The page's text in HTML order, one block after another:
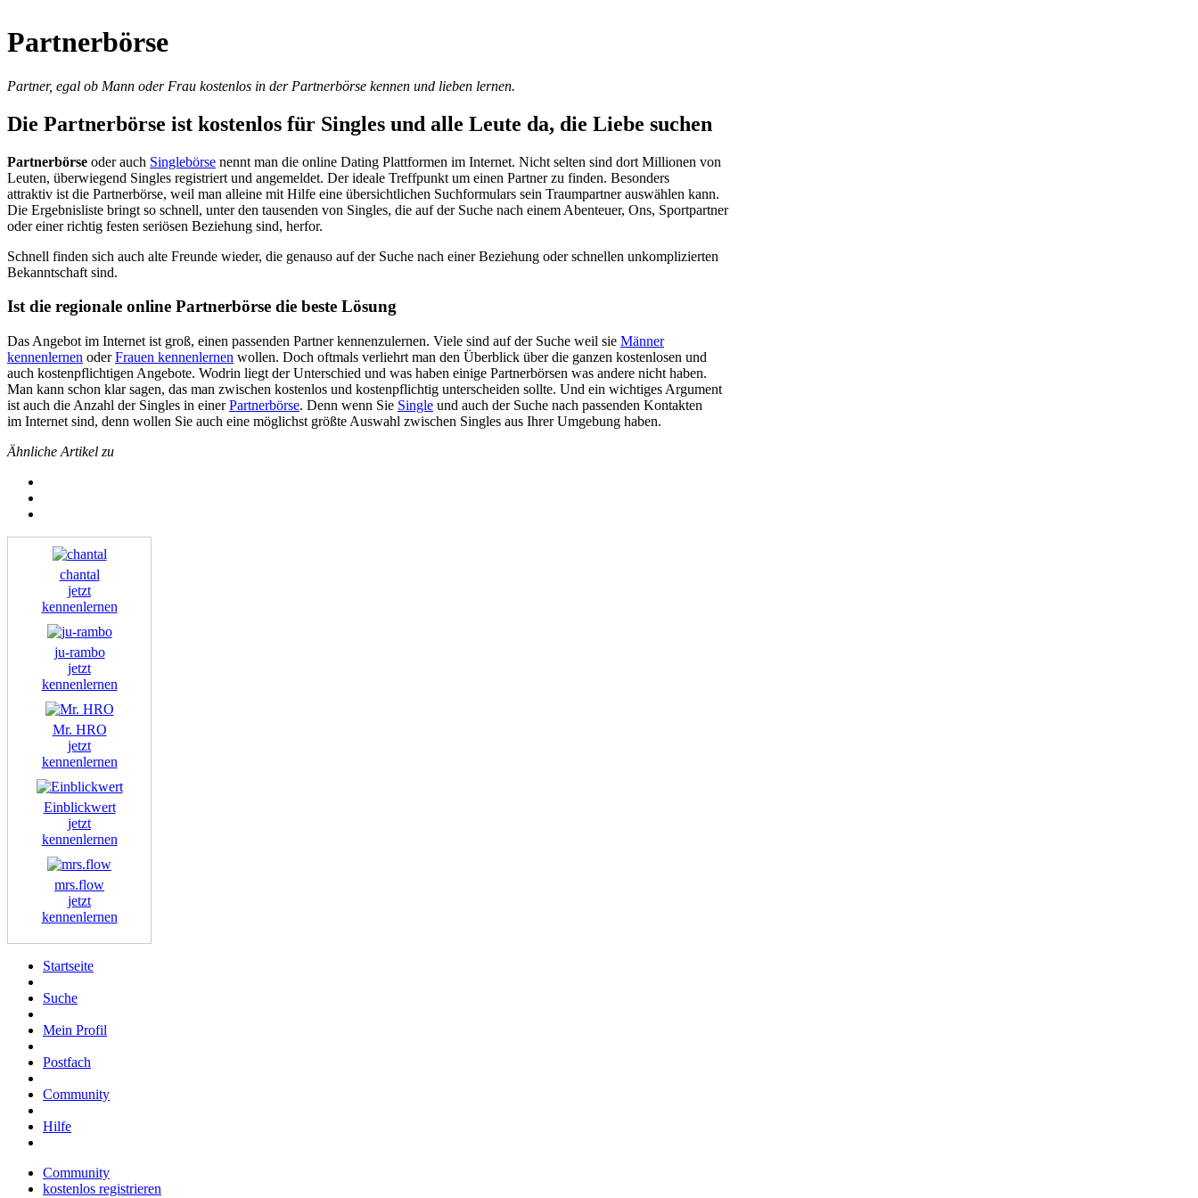
Partnerbörse
Partner, egal ob Mann oder Frau kostenlos in der Partnerbörse kennen und lieben lernen.
Die Partnerbörse ist kostenlos für Singles und alle Leute da, die Liebe suchen
Partnerbörse oder auch Singlebörse nennt man die online Dating Plattformen im Internet. Nicht selten sind dort Millionen von
Leuten, überwiegend Singles registriert und angemeldet. Der ideale Treffpunkt um einen Partner zu finden. Besonders
attraktiv ist die Partnerbörse, weil man alleine mit Hilfe eine übersichtlichen Suchformulars sein Traumpartner auswählen kann.
Die Ergebnisliste bringt so schnell, unter den tausenden von Singles, die auf der Suche nach einem Abenteuer, Ons, Sportpartner
oder einer richtig festen seriösen Beziehung sind, herfor.
Schnell finden sich auch alte Freunde wieder, die genauso auf der Suche nach einer Beziehung oder schnellen unkomplizierten
Bekanntschaft sind.
Ist die regionale online Partnerbörse die beste Lösung
Das Angebot im Internet ist groß, einen passenden Partner kennenzulernen. Viele sind auf der Suche weil sie Männer
kennenlernen oderFrauen kennenlernen wollen. Doch oftmals verliehrt man den Überblick über die ganzen kostenlosen und
auch kostenpflichtigen Angebote. Wodrin liegt der Unterschied und was haben einige Partnerbörsen was andere nicht haben.
Man kann schon klar sagen, das man zwischen kostenlos und kostenpflichtig unterscheiden sollte. Und ein wichtiges Argument
ist auch die Anzahl der Singles in einerPartnerbörse. Denn wenn Sie Single und auch der Suche nach passenden Kontakten
im Internet sind, denn wollen Sie auch eine möglichst größte Auswahl zwischen Singles aus Ihrer Umgebung haben.
Ähnliche Artikel zu
chantal
jetzt
kennenlernen
ju-rambo
jetzt
kennenlernen
Mr. HRO
jetzt
kennenlernen
Einblickwert
jetzt
kennenlernen
mrs.flow
jetzt
kennenlernen
Startseite
Suche
Mein Profil
Postfach
Community
Hilfe
Community
kostenlos registrieren